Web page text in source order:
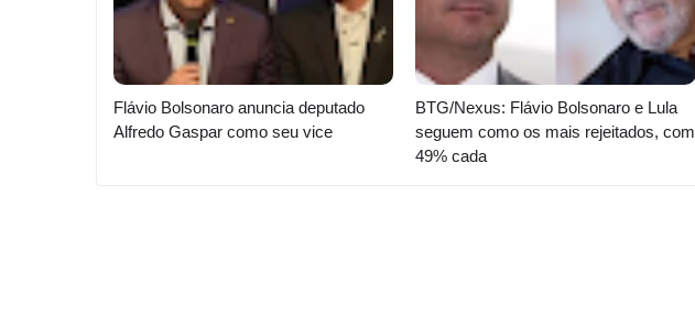
Flávio Bolsonaro anuncia deputado
Alfredo Gaspar como seu vice
BTG/Nexus: Flávio Bolsonaro e Lula
seguem como os mais rejeitados, com
49% cada